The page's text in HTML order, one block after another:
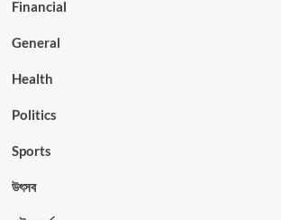
Financial
General
Health
Politics
Sports
উৎসব